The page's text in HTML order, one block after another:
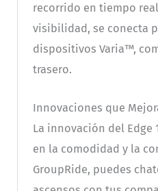
recorrido en tiempo
visibilidad, se conecta
dispositivos Varia™,
trasero.
Innovaciones que
La innovación del Edge
en la comodidad y la
GroupRide, puedes